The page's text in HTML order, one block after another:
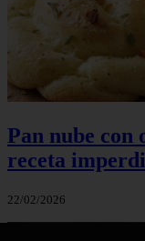
Pan nube con
receta
22/02/2026